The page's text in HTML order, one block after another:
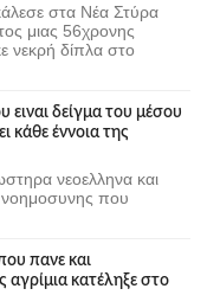
στα Νέα Στύρα
μιας 56χρονης
νεκρή δίπλα στο
ειναι δείγμα του μέσου
κάθε έννοια της
νεοελληνα και
νοημοσυνης που
πανε και
κατέληξε στο